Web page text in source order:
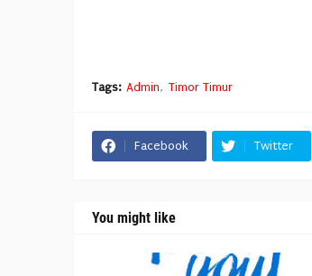
Tags: Admin Timor Timur
Facebook Twitter
You might like